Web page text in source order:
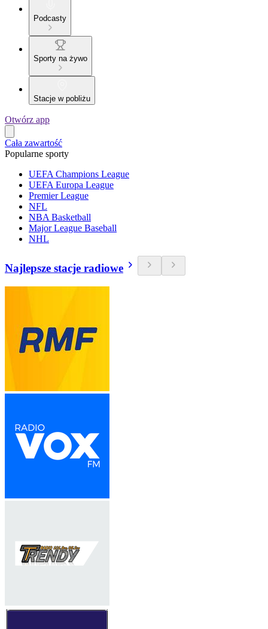
Podcasty
Sporty na żywo
Stacje w pobliżu
Otwórz app
Cała zawartość
Popularne sporty
UEFA Champions League
UEFA Europa League
Premier League
NFL
NBA Basketball
Major League Baseball
NHL
Najlepsze stacje radiowe